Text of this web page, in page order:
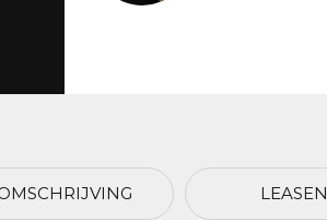
LEASEN